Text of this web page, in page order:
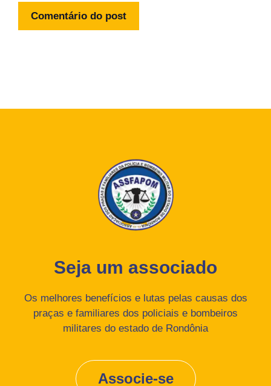
Seja um associado
Os melhores benefícios e lutas pelas causas dos
praças e familiares dos policiais e bombeiros
militares do estado de Rondônia
Associe-se